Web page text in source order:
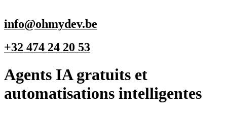
info@ohmydev.be
+32 474 24 20 53
Agents IA gratuits et
automatisations intelligentes